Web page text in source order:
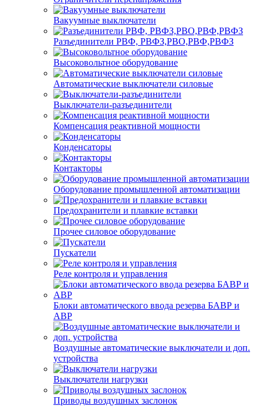
Вакуумные выключатели
Разъединители РВФ, РВФЗ,РВО,РВФ,РВФЗ
Высоковольтное оборудование
Автоматические выключатели cиловые
Выключатели-разъединители
Компенсация реактивной мощности
Конденсаторы
Контакторы
Оборудование промышленной автоматизации
Предохранители и плавкие вставки
Прочее силовое оборудование
Пускатели
Реле контроля и управления
Блоки автоматического ввода резерва БАВР и
АВР
Воздушные автоматические выключатели и доп.
устройства
Выключатели нагрузки
Приводы воздушных заслонок